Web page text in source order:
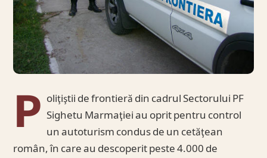
P oliţiştii de frontieră din cadrul Sectorului PF
Sighetu Marmaţiei au oprit pentru control
un autoturism condus de un cetăţean
român, în care au descoperit peste 4.000 de